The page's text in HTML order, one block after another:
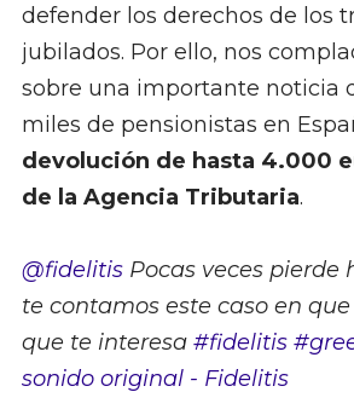
defender los derechos de los
jubilados. Por ello, nos
sobre una importante noticia
miles de pensionistas en
devolución de hasta 4.000
de la Agencia Tributaria.
@fidelitisPocas veces pierde
te contamos este caso en
que te interesa #fidelitis
sonido original - Fidelitis